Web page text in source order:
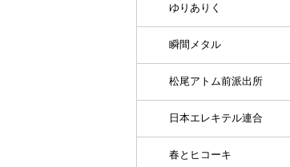
ゆりありく
瞬間メタル
松尾アトム前派出所
日本エレキテル連合
春とヒコーキ